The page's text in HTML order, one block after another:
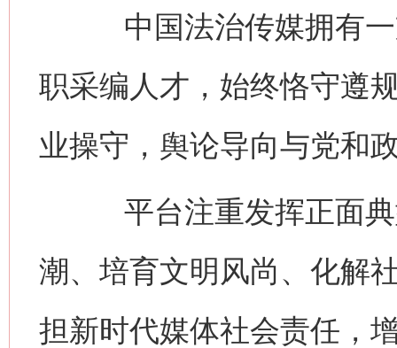
中国法治传媒拥有一
职采编人才，始终恪守遵
业操守，舆论导向与党和
平台注重发挥正面典
潮、培育文明风尚、化解
担新时代媒体社会责任，